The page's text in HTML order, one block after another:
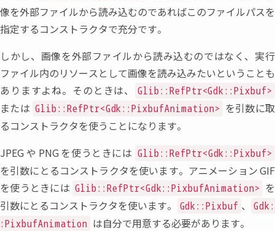
像を外部ファイルから読み込むのであればこのファイルパスを
指定するコンストラクタで充分です。
しかし、 画像を外部ファイルから読み込むのではなく 、 実行
ファイル内のリソースとして画像を読み込みたいということも
ありますよね。そのときは、 Glib::RefPtr<Gdk::Pixbuf>
または Glib::RefPtr<Gdk::PixbufAnimation> を引数に取
るコンストラクタを使うことになります。
JPEGや PNG を使うときには Glib::RefPtr<Gdk::Pixbuf>
を引数にとるコンストラクタを使います。アニメーションGIF
を使うときには Glib::RefPtr<Gdk::PixbufAnimation> を
引数にとるコンストラクタを使います。
Gdk::Pixbuf 、
Gdk:
:PixbufAnimation は自分で用意する必要があります。